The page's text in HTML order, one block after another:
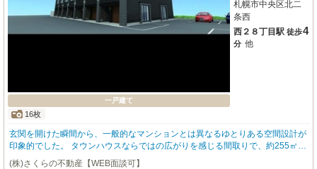
一戸建て
16枚
札幌市中央区北二
条西
西２８丁目駅 徒歩4
分 他
玄関を開けた瞬間から、一般的なマンションとは異なるゆとりある空間設計が
印象的でした。 タウンハウスならではの広がりを感じる間取りで、約255㎡と
いう広さは実際に体感するとより魅力的に映ります。 リビングへ進むと、開
(株)さくらの不動産【WEB面談可】